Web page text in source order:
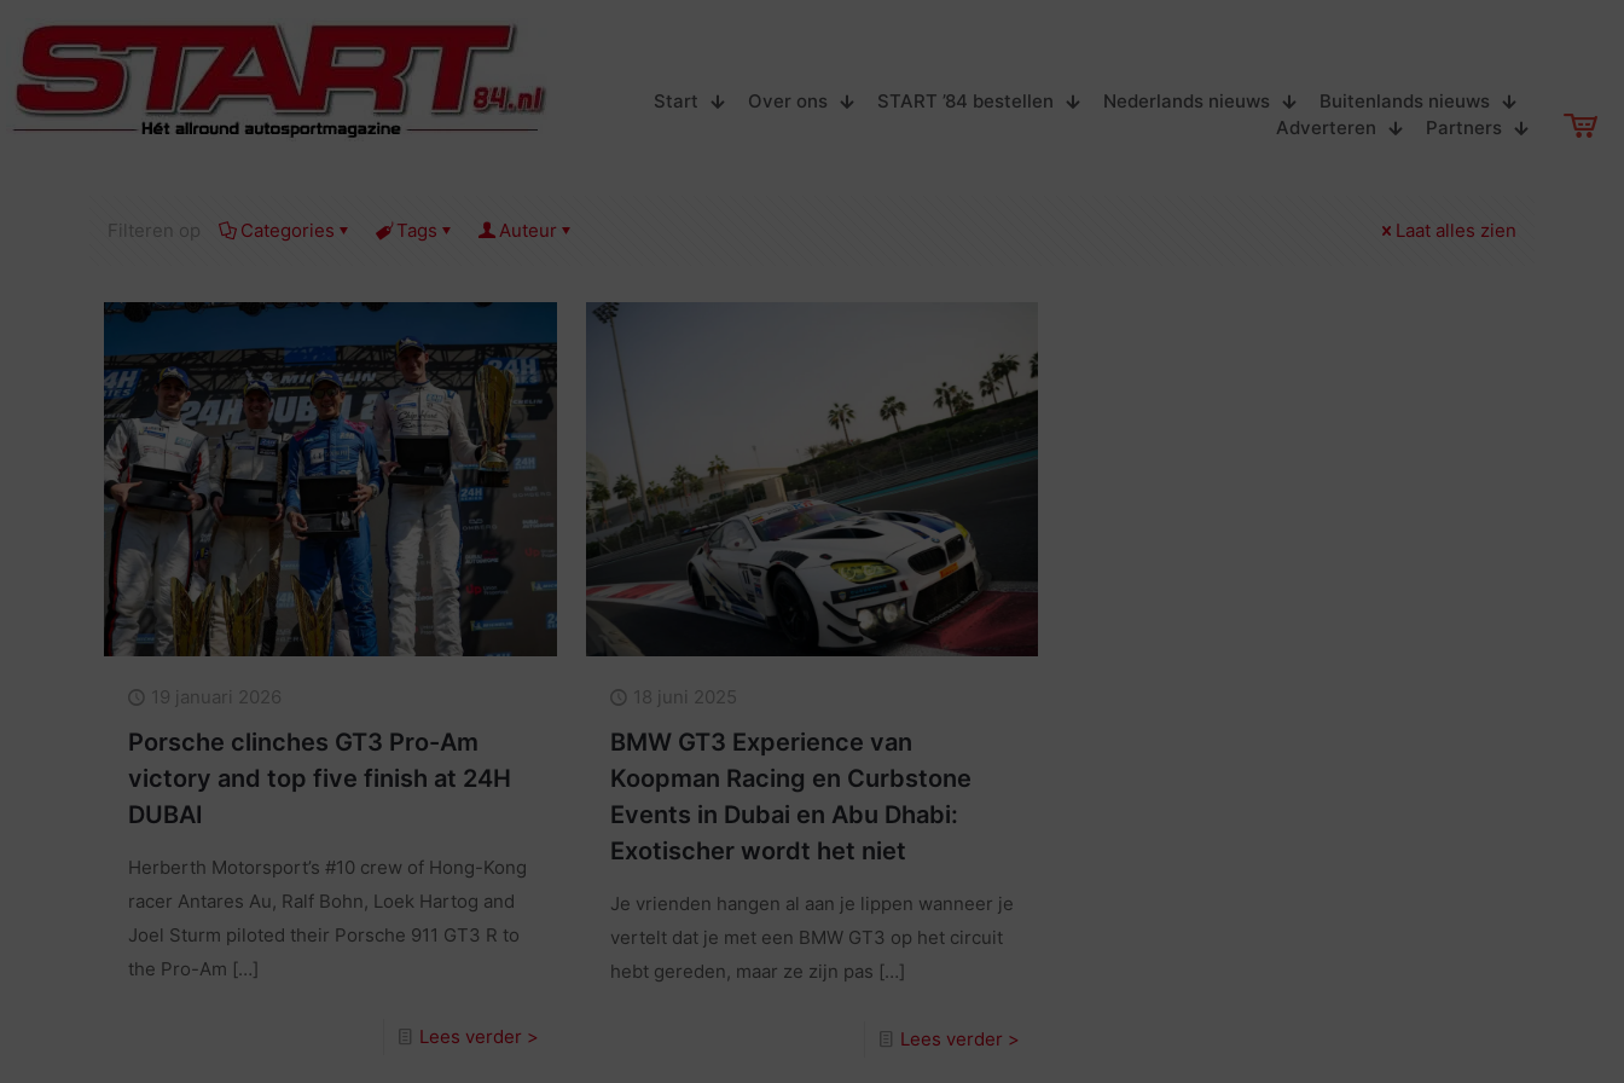
Start Over ons START ’84 bestellen Nederlands nieuws
Buitenlands nieuws
Adverteren
Partners
Filteren op Categories Tags Auteur Laat alles zien
19 januari 2026
Porsche clinches GT3 Pro-Am
victory and top five finish at 24H
DUBAI
Herberth Motorsport’s #10 crew of Hong-Kong
racer Antares Au, Ralf Bohn, Loek Hartog and
Joel Sturm piloted their Porsche 911 GT3 R to
the Pro-Am […]
Lees verder >
18 juni 2025
BMW GT3 Experience van
Koopman Racing en Curbstone
Events in Dubai en Abu Dhabi:
Exotischer wordt het niet
Je vrienden hangen al aan je lippen wanneer je
vertelt dat je met een BMW GT3 op het circuit
hebt gereden, maar ze zijn pas […]
Lees verder >